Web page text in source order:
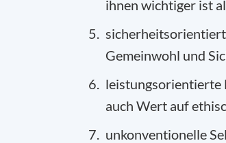
ihnen wichtiger ist
Gemeinwohl und
leistungsorientierte
auch Wert auf
unkonventionelle